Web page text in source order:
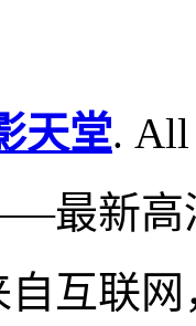
天堂. All
最新高
互联